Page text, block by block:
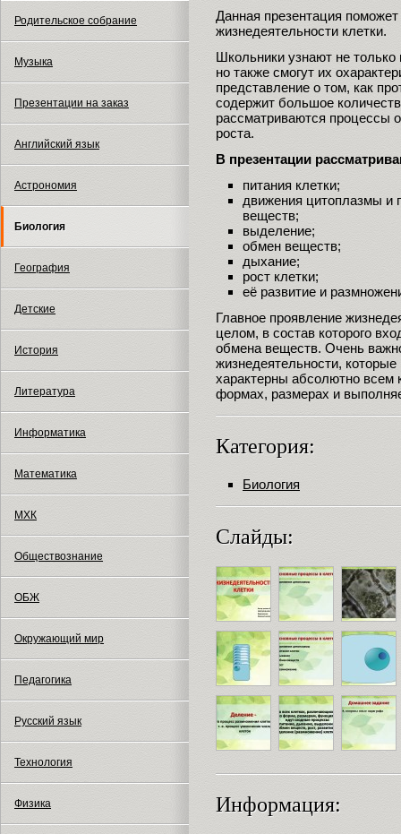
Родительское собрание
Музыка
Презентации на заказ
Английский язык
Астрономия
Биология
География
Детские
История
Литература
Информатика
Математика
МХК
Обществознание
ОБЖ
Окружающий мир
Педагогика
Русский язык
Технология
Физика
Данная презентация
жизнедеятельности клетки.
Школьники узнают не только
но также смогут их
представление о том, как
содержит большое
рассматриваются процессы
роста.
В презентации
питания клетки;
движения цитоплазмы и
веществ;
выделение;
обмен веществ;
дыхание;
рост клетки;
её развитие и
Главное проявление
целом, в состав которого
обмена веществ. Очень
жизнедеятельности,
характерны абсолютно всем
формах, размерах и
Категория:
Биология
Слайды:
Информация: